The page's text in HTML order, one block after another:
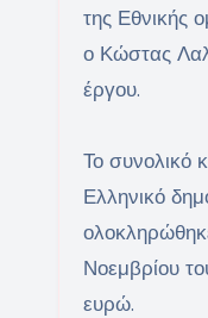
της Εθνικής
ο Κώστας
έργου.
Το συνολικό
Ελληνικό
Νοεμβρίου
ευρώ.